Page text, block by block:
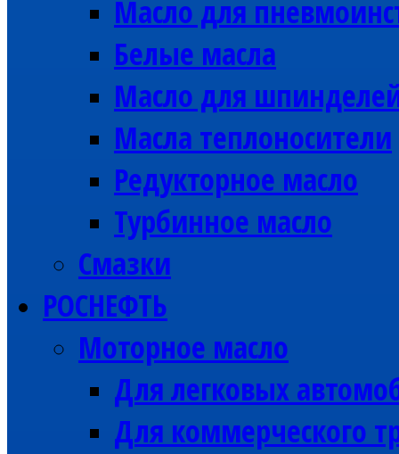
Масло для
Белые масла
Масло для
Масла теплоносители
Редукторное масло
Турбинное масло
Смазки
РОСНЕФТЬ
Моторное масло
Для легковых
Для коммерческого